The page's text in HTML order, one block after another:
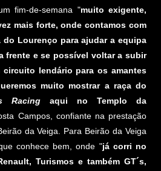
fim-de-semana "muito exigente,
mais forte, onde contamos com
do Lourenço para ajudar a equipa
frente e se possível voltar a subir
lendário para os amantes
muito mostrar a raça do
Racing aqui no Templo da
Campos, confiante na prestação
da Veiga. Para Beirão da Veiga
conhece bem, onde "já corri no
Turismos e também GT´s,